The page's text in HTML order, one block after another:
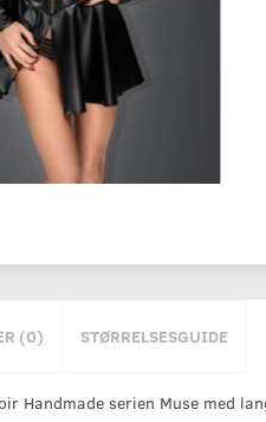
(0) STØRRELSESGUIDE
Handmade serien Muse med